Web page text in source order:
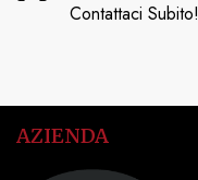
Contattaci Subito!
AZIENDA